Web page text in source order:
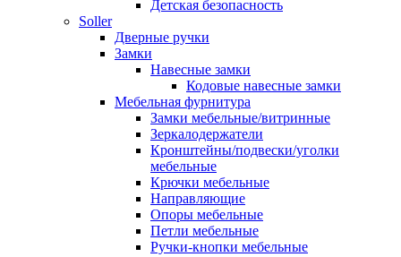
Детская безопасность
Soller
Дверные ручки
Замки
Навесные замки
Кодовые навесные замки
Мебельная фурнитура
Замки мебельные/витринные
Зеркалодержатели
Кронштейны/подвески/уголки
мебельные
Крючки мебельные
Направляющие
Опоры мебельные
Петли мебельные
Ручки-кнопки мебельные